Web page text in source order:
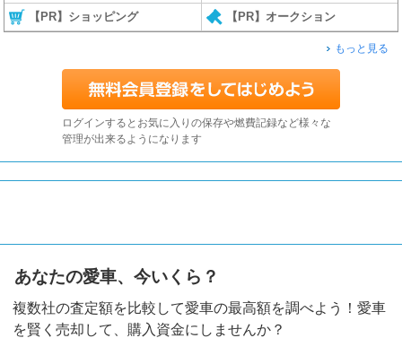
【PR】ショッピング 【PR】オークション
もっと見る
ログインするとお気に入りの保存や燃費記録など様々な
管理が出来るようになります
あなたの愛車、今いくら？
複数社の査定額を比較して愛車の最高額を調べよう！愛車
を賢く売却して、購入資金にしませんか？